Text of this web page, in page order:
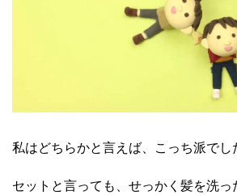
私はどちらかと言えば、こっち派でし
セットと言っても、せっかく髪を洗っ